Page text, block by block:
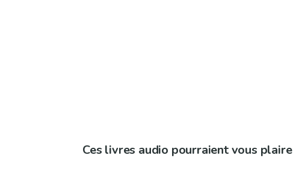
Ces livres audio pourraient vous plaire